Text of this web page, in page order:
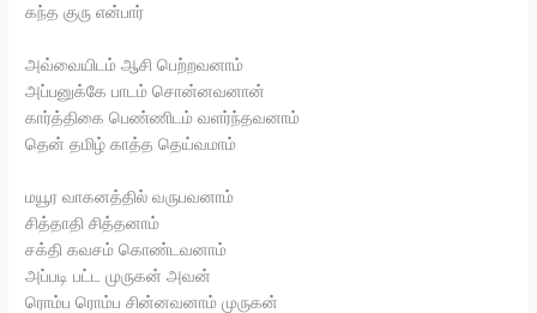
கந்த குரு என்பார்
அவ்வையிடம் ஆசி பெற்றவனாம்
அப்பனுக்கே பாடம் சொன்னவனான்
கார்த்திகை பெண்ணிடம் வளர்ந்தவனாம்
தென் தமிழ் காத்த தெய்வமாம்
மயூர வாகனத்தில் வருபவனாம்
சித்தாதி சித்தனாம்
சக்தி கவசம் கொண்டவனாம்
அப்படி பட்ட முருகன் அவன்
ரொம்ப ரொம்ப சின்னவனாம் முருகன்